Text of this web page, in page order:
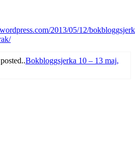
2013/05/12/
Bokbloggsjerka 10 – 13 maj,